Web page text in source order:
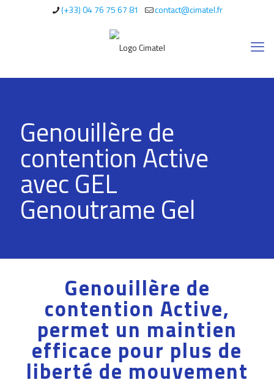
(+33) 04 76 75 67 81 contact@cimatel.fr
Genouillère de
contention Active
avec GEL
Genoutrame Gel
Genouillère de
contention Active,
permet un maintien
efficace pour plus de
liberté de mouvement